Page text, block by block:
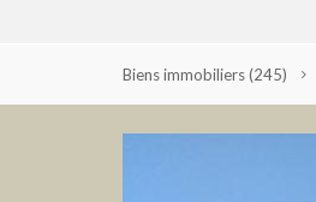
Biens immobiliers(245)